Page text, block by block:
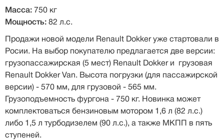
Масса: 750 кг
Мощность: 82 л.с.
Продажи новой модели Renault Dokker уже стартовали в
Росии. На выбор покупателю предлагается две версии:
грузопассажирская (5 мест) Renault Dokker и грузовая
Renault Dokker Van. Высота погрузки (для пассажирской
версии) - 570 мм, для грузовой - 565 мм.
Грузоподъемность фургона - 750 кг. Новинка может
комплектоваться бензиновым мотором 1,6 л (82 л.с.)
либо 1,5 л турбодизелем (90 л.с.), а также МКПП в пять
ступеней.